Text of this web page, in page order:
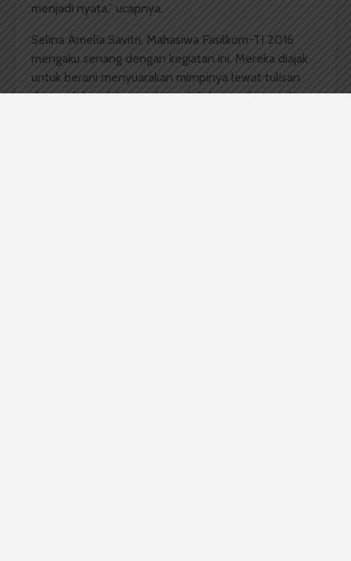
menjadi nyata,” ucapnya.
Selina Amelia Savitri, Mahasiwa Fasilkom-TI 2016
mengaku senang dengan kegiatan ini. Mereka diajak
untuk berani menyuarakan mimpinya lewat tulisan
dan perlahan-lahan mulai melakukan usaha untuk